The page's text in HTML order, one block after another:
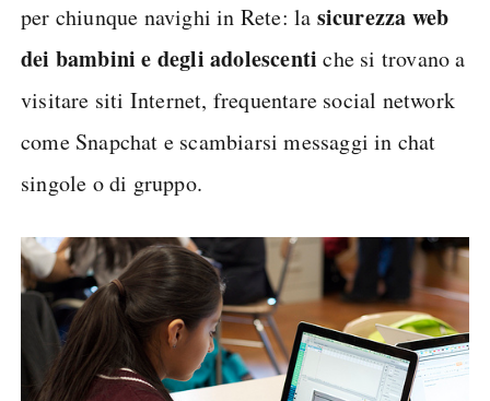
per chiunque navighi in Rete: la sicurezza web
dei bambini e degli adolescenti che si trovano a
visitare siti Internet, frequentare social network
come Snapchat e scambiarsi messaggi in chat
singole o di gruppo.